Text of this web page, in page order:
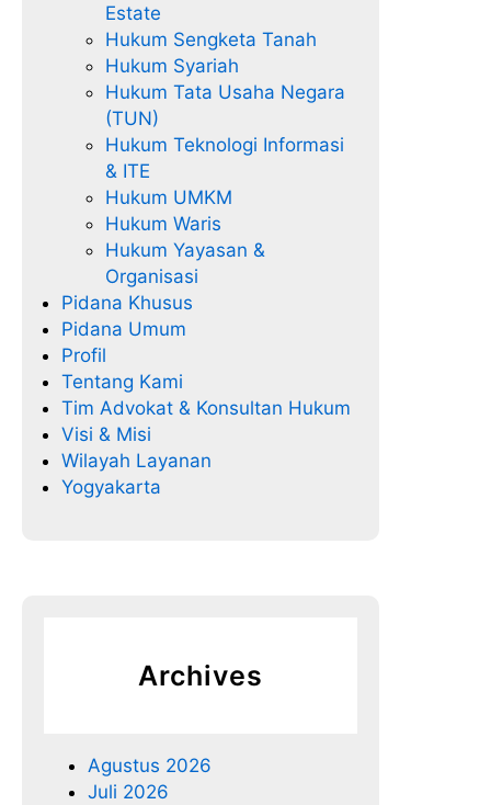
Estate
Hukum Sengketa Tanah
Hukum Syariah
Hukum Tata Usaha Negara
(TUN)
Hukum Teknologi Informasi
& ITE
Hukum UMKM
Hukum Waris
Hukum Yayasan &
Organisasi
Pidana Khusus
Pidana Umum
Profil
Tentang Kami
Tim Advokat & Konsultan Hukum
Visi & Misi
Wilayah Layanan
Yogyakarta
Archives
Agustus 2026
Juli 2026